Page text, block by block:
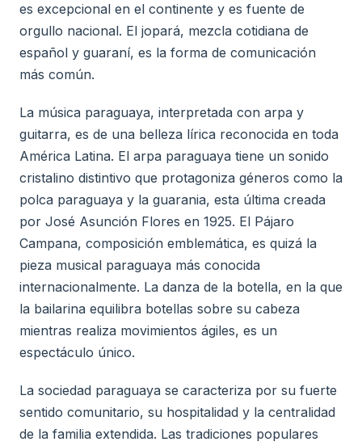
es excepcional en el continente y es fuente de
orgullo nacional. El jopará, mezcla cotidiana de
español y guaraní, es la forma de comunicación
más común.
La música paraguaya, interpretada con arpa y
guitarra, es de una belleza lírica reconocida en toda
América Latina. El arpa paraguaya tiene un sonido
cristalino distintivo que protagoniza géneros como la
polca paraguaya y la guarania, esta última creada
por José Asunción Flores en 1925. El Pájaro
Campana, composición emblemática, es quizá la
pieza musical paraguaya más conocida
internacionalmente. La danza de la botella, en la que
la bailarina equilibra botellas sobre su cabeza
mientras realiza movimientos ágiles, es un
espectáculo único.
La sociedad paraguaya se caracteriza por su fuerte
sentido comunitario, su hospitalidad y la centralidad
de la familia extendida. Las tradiciones populares